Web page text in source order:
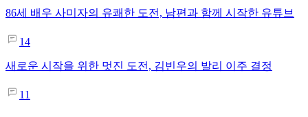
86세 배우 사미자의 유쾌한 도전, 남편과 함께 시작한 유튜브
14
새로운 시작을 위한 멋진 도전, 김빈우의 발리 이주 결정
11